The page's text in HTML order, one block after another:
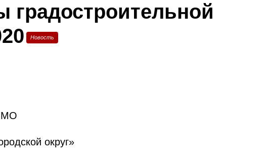
Новость
МО
округ»